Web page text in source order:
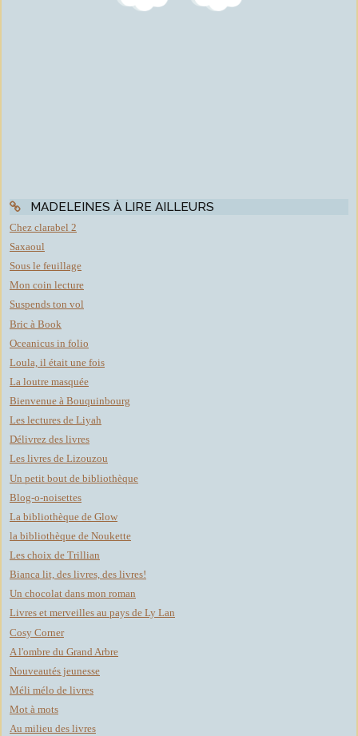
MADELEINES À LIRE AILLEURS
Chez clarabel 2
Saxaoul
Sous le feuillage
Mon coin lecture
Suspends ton vol
Bric à Book
Oceanicus in folio
Loula, il était une fois
La loutre masquée
Bienvenue à Bouquinbourg
Les lectures de Liyah
Délivrez des livres
Les livres de Lizouzou
Un petit bout de bibliothèque
Blog-o-noisettes
La bibliothèque de Glow
la bibliothèque de Noukette
Les choix de Trillian
Bianca lit, des livres, des livres!
Un chocolat dans mon roman
Livres et merveilles au pays de Ly Lan
Cosy Corner
A l'ombre du Grand Arbre
Nouveautés jeunesse
Méli mélo de livres
Mot à mots
Au milieu des livres